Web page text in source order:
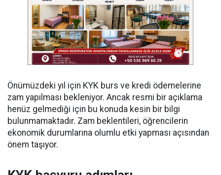
Önümüzdeki yıl için KYK burs ve kredi ödemelerine
zam yapılması bekleniyor. Ancak resmi bir açıklama
henüz gelmediği için bu konuda kesin bir bilgi
bulunmamaktadır. Zam beklentileri, öğrencilerin
ekonomik durumlarına olumlu etki yapması açısından
önem taşıyor.